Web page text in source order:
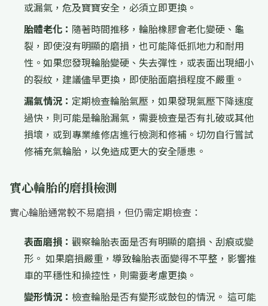
或漏氣，危及寶寶安全，必須立即更換。
胎體老化： 隨著時間推移，輪胎橡膠會老化變硬、龜
裂，即使沒有明顯的磨損，也可能降低抓地力和耐用
性。如果您發現輪胎變硬、失去彈性，或表面出現細小
的裂紋，建議儘早更換，即使胎面磨損程度不嚴重。
漏氣情況： 定期檢查輪胎氣壓，如果發現氣壓下降速度
過快，則可能是輪胎漏氣，需要檢查是否有扎破或其他
損壞，或到專業維修店進行檢測和修補。切勿自行嘗試
修補充氣輪胎，以免造成更大的安全隱患。
實心輪胎的磨損檢測
實心輪胎通常較不易磨損，但仍需定期檢查：
表面磨損： 觀察輪胎表面是否有明顯的磨損、刮痕或變
形。 如果磨損嚴重，導致輪胎表面變得不平整，影響推
車的平穩性和操控性，則需要考慮更換。
變形情況： 檢查輪胎是否有變形或鼓包的情況。 這可能